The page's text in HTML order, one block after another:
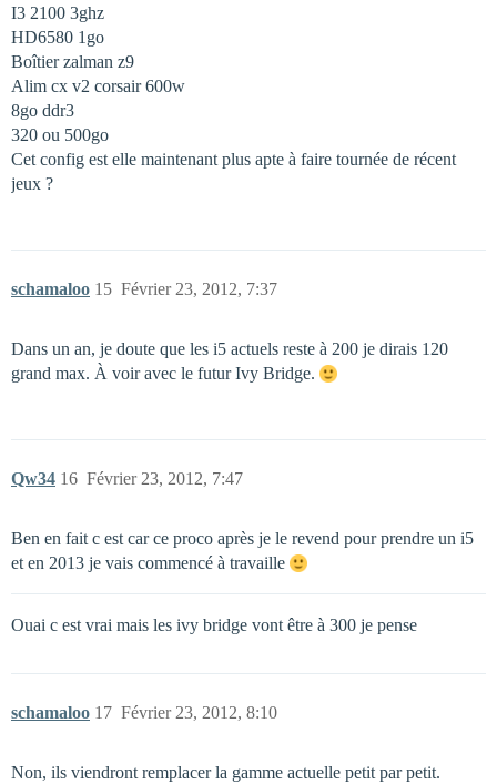
I3 2100 3ghz
HD6580 1go
Boîtier zalman z9
Alim cx v2 corsair 600w
8go ddr3
320 ou 500go
Cet config est elle maintenant plus apte à faire tournée de récent
jeux ?
schamaloo Février 23, 2012, 7:37
15
Dans un an, je doute que les i5 actuels reste à 200 je dirais 120
grand max. À voir avec le futur Ivy Bridge.
Qw34 Février 23, 2012, 7:47
16
Ben en fait c est car ce proco après je le revend pour prendre un i5
et en 2013 je vais commencé à travaille
Ouai c est vrai mais les ivy bridge vont être à 300 je pense
schamaloo Février 23, 2012, 8:10
17
Non, ils viendront remplacer la gamme actuelle petit par petit.